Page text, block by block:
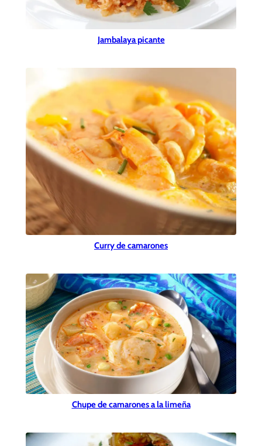
Jambalaya picante
Curry de camarones
Chupe de camarones a la limeña